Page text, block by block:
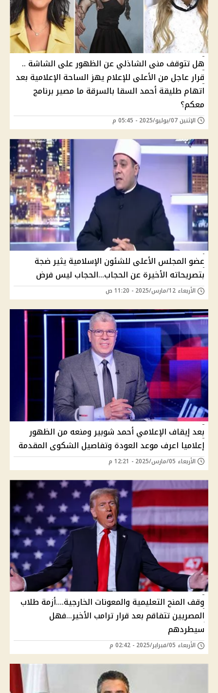
هل تتوقف منى الشاذلي عن الظهور على الشاشة ..
قرار عاجل من الأعلى للإعلام يهز الساحة الإعلامية بعد
اتهام طليقة أحمد السقا بالسرقة ما مصير برنامج
معكم؟
الإثنين 07/يوليو/2025 - 05:45 م
عضو المجلس الأعلى للشئون الإسلامية يثير ضجة
بتصريحاته الأخيرة عن الحجاب...الحجاب ليس فرض
الأربعاء 12/مارس/2025 - 11:20 ص
بعد إيقاف الإعلامي أحمد شوبير ومنعه من الظهور
إعلاميا اعرف موعد العودة وتفاصيل الشكوى المقدمة
الأربعاء 05/مارس/2025 - 12:21 م
وقف المنح التعليمية والمعونات الخارجية....أزمة طلاب
المصريين تتفاقم بعد قرار ترامب الأخير...فهل
سيطردهم
الأربعاء 05/فبراير/2025 - 02:42 م